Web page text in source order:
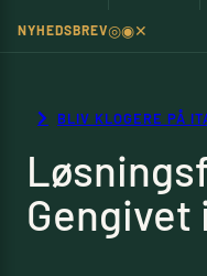
NYHEDSBREV◎◉✕
BLIV KLOGERE PÅ
Gengivet